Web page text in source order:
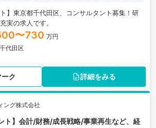
ト】東京都千代田区、コンサルタント募集！研
実の求人です。
〜730 万円
代田区
ク 詳細をみる
ング株式会社
ト】会計/財務/成長戦略/事業再生など、経